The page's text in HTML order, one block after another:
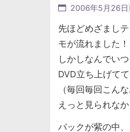
2006年5月26日
先ほどめざまし
モが流れました！
しかしなんでい
DVD立ち上げて
（毎回毎回こん
えっと見られな
バックが紫の中